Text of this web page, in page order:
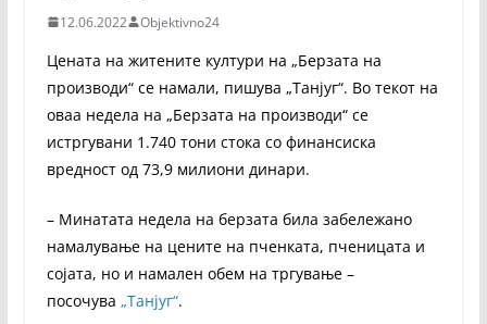
12.06.2022 Objektivno24
Цената на житените култури на „Берзата на
производи“ се намали, пишува „Танјуг“. Во текот на
оваа недела на „Берзата на производи“ се
истргувани 1.740 тони стока со финансиска
вредност од 73,9 милиони динари.
– Минатата недела на берзата била забележано
намалување на цените на пченката, пченицата и
сојата, но и намален обем на тргување –
посочува „Танјуг“.